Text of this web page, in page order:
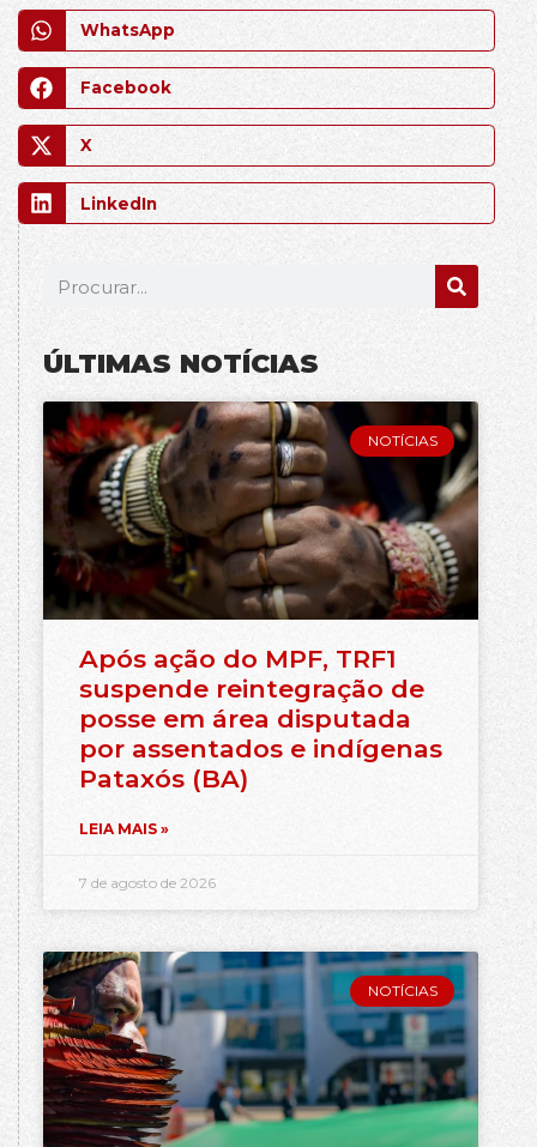
WhatsApp
Facebook
X
LinkedIn
ÚLTIMAS NOTÍCIAS
NOTÍCIAS
Após ação do MPF, TRF1
suspende reintegração de
posse em área disputada
por assentados e indígenas
Pataxós (BA)
LEIA MAIS »
7 de agosto de 2026
NOTÍCIAS